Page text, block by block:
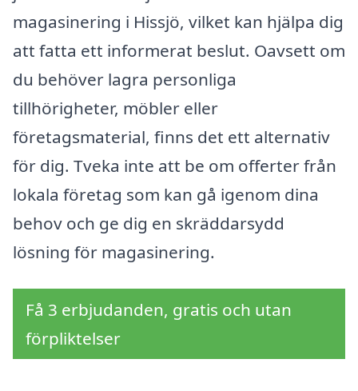
magasinering i Hissjö, vilket kan hjälpa dig
att fatta ett informerat beslut. Oavsett om
du behöver lagra personliga
tillhörigheter, möbler eller
företagsmaterial, finns det ett alternativ
för dig. Tveka inte att be om offerter från
lokala företag som kan gå igenom dina
behov och ge dig en skräddarsydd
lösning för magasinering.
Få 3 erbjudanden, gratis och utan
förpliktelser